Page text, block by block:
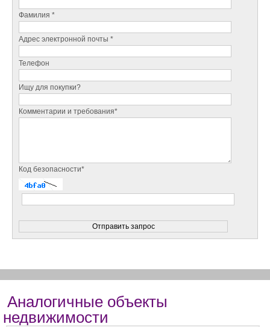
Фамилия *
Адрес электронной почты *
Телефон
Ищу для покупки?
Комментарии и требования*
Код безопасности*
Аналогичные объекты
недвижимости